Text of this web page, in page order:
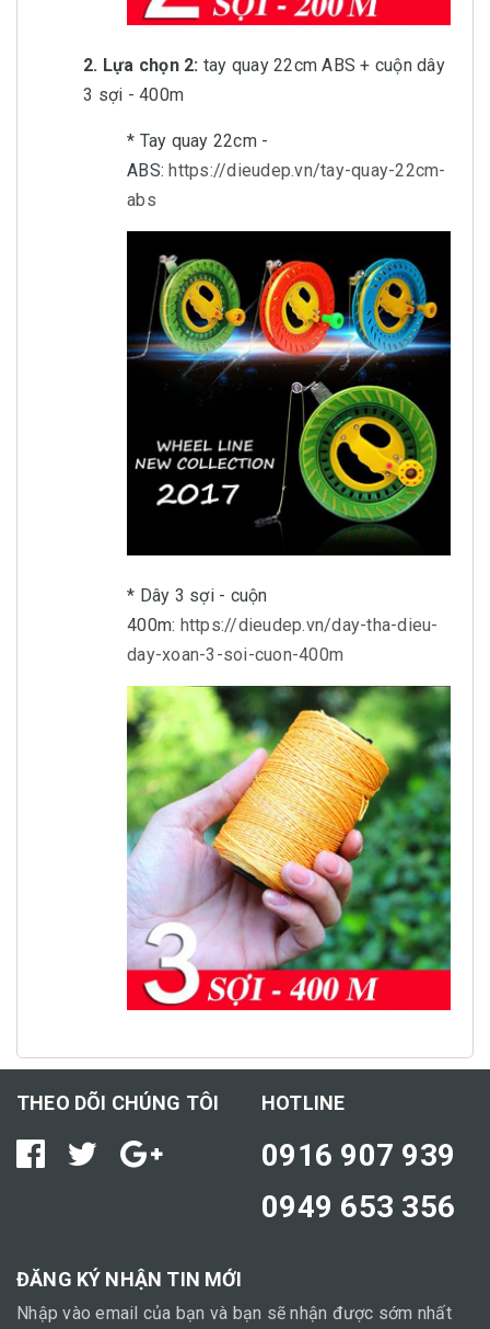
2. Lựa chọn 2: tay quay 22cm ABS + cuộn dây
3 sợi - 400m
* Tay quay 22cm -
ABS:https://dieudep.vn/tay-quay-22cm-
abs
* Dây 3 sợi - cuộn
400m: https://dieudep.vn/day-tha-dieu-
day-xoan-3-soi-cuon-400m
THEO DÕI CHÚNG TÔI HOTLINE
0916 907 939
0949 653 356
ĐĂNG KÝ NHẬN TIN MỚI
Nhập vào email của bạn và bạn sẽ nhận được sớm nhất